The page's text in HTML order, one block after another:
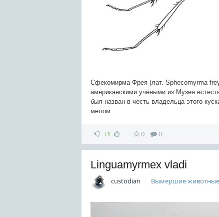
Сфекомирма Фрея (лат. Sphecomyrma
американскими учёными из Музея
был назван в честь владельца этого
мелом.
+1 0 0
Linguamyrmex vladi
custodian Вымершие животные